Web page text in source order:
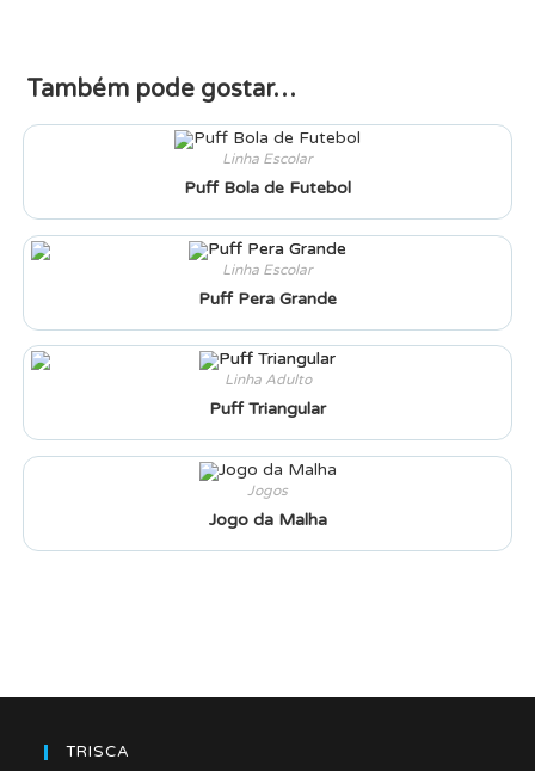
Também pode gostar…
Linha Escolar
Puff Bola de Futebol
Linha Escolar
Puff Pera Grande
Linha Adulto
Puff Triangular
Jogos
Jogo da Malha
TRISCA